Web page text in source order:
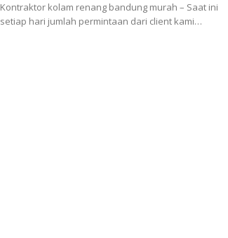
Kontraktor kolam renang bandung murah – Saat ini
setiap hari jumlah permintaan dari client kami…